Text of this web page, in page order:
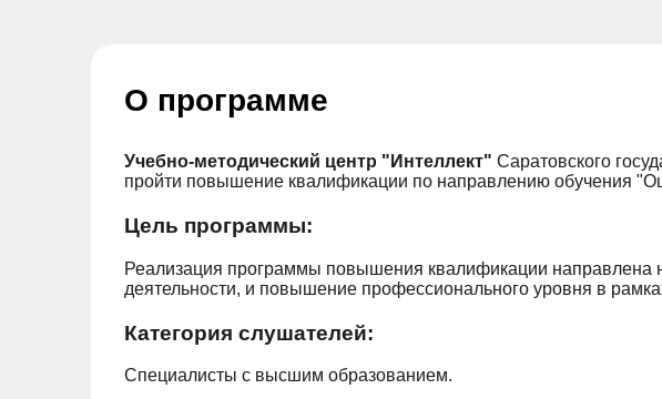
О программе
Учебно-методический центр "Интеллект" Саратовского
пройти повышение квалификации по направлению обучения
Цель программы:
Реализация программы повышения квалификации направлена
деятельности, и повышение профессионального уровня в
Категория слушателей:
Специалисты с высшим образованием.